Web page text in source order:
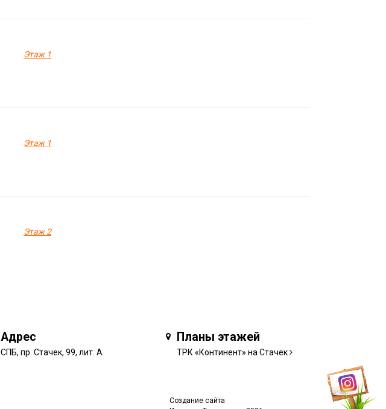
Этаж 1
Этаж 1
Этаж 2
Адрес
СПБ, пр. Стачек, 99, лит. А
Планы этажей
ТРК «Континент» на Стачек
Создание сайта